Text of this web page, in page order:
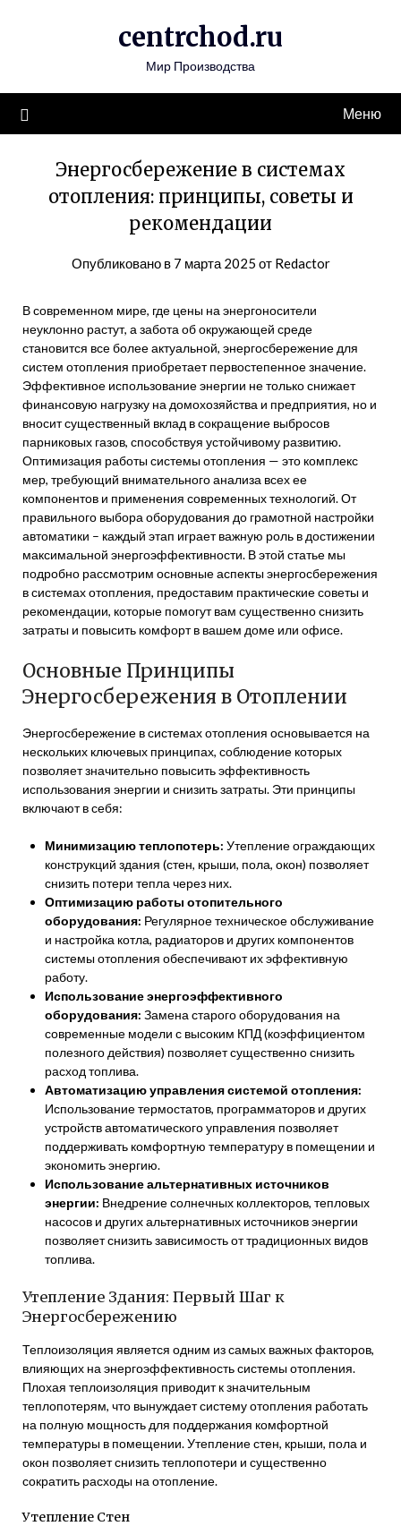
centrchod.ru
Мир Производства
Меню
Энергосбережение в системах
отопления: принципы, советы и
рекомендации
Опубликовано в 7 марта 2025 от Redactor
В современном мире, где цены на энергоносители
неуклонно растут, а забота об окружающей среде
становится все более актуальной, энергосбережение для
систем отопления приобретает первостепенное значение.
Эффективное использование энергии не только снижает
финансовую нагрузку на домохозяйства и предприятия, но и
вносит существенный вклад в сокращение выбросов
парниковых газов, способствуя устойчивому развитию.
Оптимизация работы системы отопления — это комплекс
мер, требующий внимательного анализа всех ее
компонентов и применения современных технологий. От
правильного выбора оборудования до грамотной настройки
автоматики – каждый этап играет важную роль в достижении
максимальной энергоэффективности. В этой статье мы
подробно рассмотрим основные аспекты энергосбережения
в системах отопления, предоставим практические советы и
рекомендации, которые помогут вам существенно снизить
затраты и повысить комфорт в вашем доме или офисе.
Основные Принципы
Энергосбережения в Отоплении
Энергосбережение в системах отопления основывается на
нескольких ключевых принципах, соблюдение которых
позволяет значительно повысить эффективность
использования энергии и снизить затраты. Эти принципы
включают в себя:
Минимизацию теплопотерь: Утепление ограждающих
конструкций здания (стен, крыши, пола, окон) позволяет
снизить потери тепла через них.
Оптимизацию работы отопительного
оборудования: Регулярное техническое обслуживание
и настройка котла, радиаторов и других компонентов
системы отопления обеспечивают их эффективную
работу.
Использование энергоэффективного
оборудования: Замена старого оборудования на
современные модели с высоким КПД (коэффициентом
полезного действия) позволяет существенно снизить
расход топлива.
Автоматизацию управления системой отопления:
Использование термостатов, программаторов и других
устройств автоматического управления позволяет
поддерживать комфортную температуру в помещении и
экономить энергию.
Использование альтернативных источников
энергии: Внедрение солнечных коллекторов, тепловых
насосов и других альтернативных источников энергии
позволяет снизить зависимость от традиционных видов
топлива.
Утепление Здания: Первый Шаг к
Энергосбережению
Теплоизоляция является одним из самых важных факторов,
влияющих на энергоэффективность системы отопления.
Плохая теплоизоляция приводит к значительным
теплопотерям, что вынуждает систему отопления работать
на полную мощность для поддержания комфортной
температуры в помещении. Утепление стен, крыши, пола и
окон позволяет снизить теплопотери и существенно
сократить расходы на отопление.
Утепление Стен